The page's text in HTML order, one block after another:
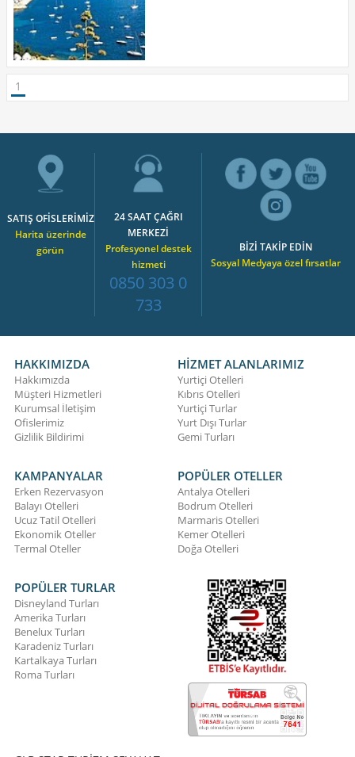
1
SATIŞ OFİSLERİMİZ
Harita üzerinde
görün
24 SAAT ÇAĞRI
MERKEZİ
Profesyonel destek
hizmeti
0850 303 0
733
BİZİ TAKİP EDİN
Sosyal Medyaya özel fırsatlar
HAKKIMIZDA
Hakkımızda
Müşteri Hizmetleri
Kurumsal İletişim
Ofislerimiz
Gizlilik Bildirimi
HİZMET ALANLARIMIZ
Yurtiçi Otelleri
Kıbrıs Otelleri
Yurtiçi Turlar
Yurt Dışı Turlar
Gemi Turları
KAMPANYALAR
Erken Rezervasyon
Balayı Otelleri
Ucuz Tatil Otelleri
Ekonomik Oteller
Termal Oteller
POPÜLER OTELLER
Antalya Otelleri
Bodrum Otelleri
Marmaris Otelleri
Kemer Otelleri
Doğa Otelleri
POPÜLER TURLAR
Disneyland Turları
Amerika Turları
Benelux Turları
Karadeniz Turları
Kartalkaya Turları
Roma Turları